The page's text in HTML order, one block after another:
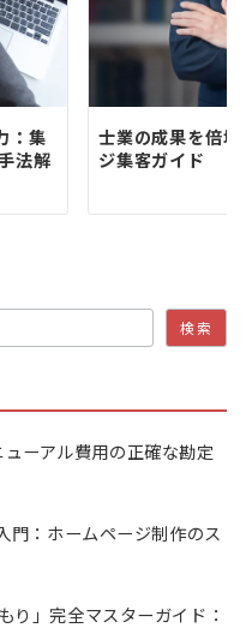
：集
法解
士業の成果を倍
ジ集客ガイド
検索
ーアル費用の正確な勘定
：ホームページ制作のス
り」完全マスターガイド：